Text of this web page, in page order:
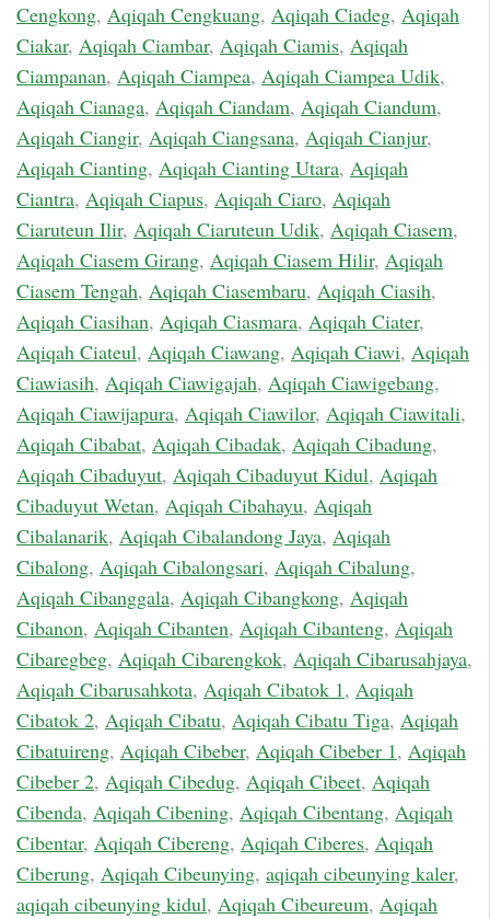
Cengkong, Aqiqah Cengkuang, Aqiqah Ciadeg, Aqiqah
Ciakar, Aqiqah Ciambar, Aqiqah Ciamis, Aqiqah
Ciampanan, Aqiqah Ciampea, Aqiqah Ciampea Udik,
Aqiqah Cianaga, Aqiqah Ciandam, Aqiqah Ciandum,
Aqiqah Ciangir, Aqiqah Ciangsana, Aqiqah Cianjur,
Aqiqah Cianting, Aqiqah Cianting Utara, Aqiqah
Ciantra, Aqiqah Ciapus, Aqiqah Ciaro, Aqiqah
Ciaruteun Ilir, Aqiqah Ciaruteun Udik, Aqiqah Ciasem,
Aqiqah Ciasem Girang, Aqiqah Ciasem Hilir, Aqiqah
Ciasem Tengah, Aqiqah Ciasembaru, Aqiqah Ciasih,
Aqiqah Ciasihan, Aqiqah Ciasmara, Aqiqah Ciater,
Aqiqah Ciateul, Aqiqah Ciawang, Aqiqah Ciawi, Aqiqah
Ciawiasih, Aqiqah Ciawigajah, Aqiqah Ciawigebang,
Aqiqah Ciawijapura, Aqiqah Ciawilor, Aqiqah Ciawitali,
Aqiqah Cibabat, Aqiqah Cibadak, Aqiqah Cibadung,
Aqiqah Cibaduyut, Aqiqah Cibaduyut Kidul, Aqiqah
Cibaduyut Wetan, Aqiqah Cibahayu, Aqiqah
Cibalanarik, Aqiqah Cibalandong Jaya, Aqiqah
Cibalong, Aqiqah Cibalongsari, Aqiqah Cibalung,
Aqiqah Cibanggala, Aqiqah Cibangkong, Aqiqah
Cibanon, Aqiqah Cibanten, Aqiqah Cibanteng, Aqiqah
Cibaregbeg, Aqiqah Cibarengkok, Aqiqah Cibarusahjaya,
Aqiqah Cibarusahkota, Aqiqah Cibatok 1, Aqiqah
Cibatok 2, Aqiqah Cibatu, Aqiqah Cibatu Tiga, Aqiqah
Cibatuireng, Aqiqah Cibeber, Aqiqah Cibeber 1, Aqiqah
Cibeber 2, Aqiqah Cibedug, Aqiqah Cibeet, Aqiqah
Cibenda, Aqiqah Cibening, Aqiqah Cibentang, Aqiqah
Cibentar, Aqiqah Cibereng, Aqiqah Ciberes, Aqiqah
Ciberung, Aqiqah Cibeunying, aqiqah cibeunying kaler,
aqiqah cibeunying kidul, Aqiqah Cibeureum, Aqiqah